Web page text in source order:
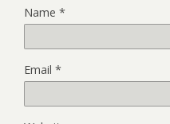
Name *
Email *